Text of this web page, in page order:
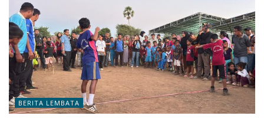
BERITA LEMBATA